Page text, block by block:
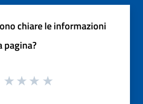
chiare le informazioni
pagina?